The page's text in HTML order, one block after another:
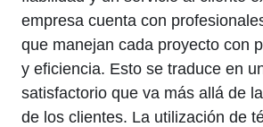
empresa cuenta con
que manejan cada proyecto con
y eficiencia. Esto se traduce en
satisfactorio que va más allá de
de los clientes. La utilización de